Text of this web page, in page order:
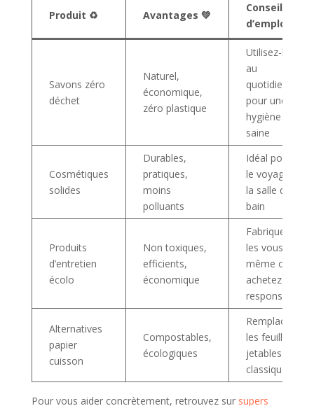
Produit ♻️ Avantages 💚
Conseils
d’emploi 📝
Savons zéro
déchet
Naturel,
économique,
zéro plastique
Utilisez-les
au
quotidien
pour une
hygiène
saine
Cosmétiques
solides
Durables,
pratiques,
moins
polluants
Idéal pour
le voyage et
la salle de
bain
Produits
d’entretien
écolo
Non toxiques,
efficients,
économique
Fabriquez-
les vous-
même ou
achetez
responsable
Alternatives
papier
cuisson
Compostables,
écologiques
Remplacez
les feuilles
jetables
classiques
Pour vous aider concrètement, retrouvez sur supers